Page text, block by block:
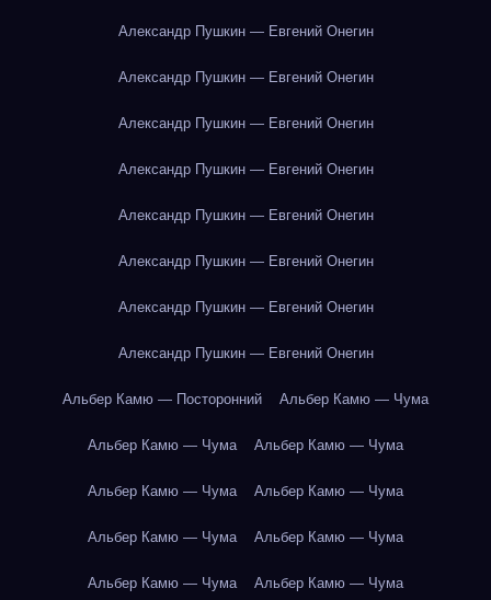
Александр Пушкин — Евгений Онегин
Александр Пушкин — Евгений Онегин
Александр Пушкин — Евгений Онегин
Александр Пушкин — Евгений Онегин
Александр Пушкин — Евгений Онегин
Александр Пушкин — Евгений Онегин
Александр Пушкин — Евгений Онегин
Александр Пушкин — Евгений Онегин
Альбер Камю — Посторонний Альбер Камю — Чума
Альбер Камю — Чума Альбер Камю — Чума
Альбер Камю — Чума Альбер Камю — Чума
Альбер Камю — Чума Альбер Камю — Чума
Альбер Камю — Чума Альбер Камю — Чума